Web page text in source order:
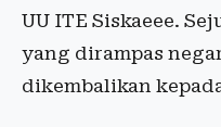
UU ITE Siskaeee.
yang dirampas
dikembalikan